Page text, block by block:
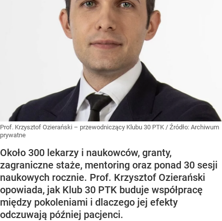
Prof. Krzysztof Ozierański – przewodniczący Klubu 30 PTK / Źródło: Archiwum
prywatne
Około 300 lekarzy i naukowców, granty,
zagraniczne staże, mentoring oraz ponad 30 sesji
naukowych rocznie. Prof. Krzysztof Ozierański
opowiada, jak Klub 30 PTK buduje współpracę
między pokoleniami i dlaczego jej efekty
odczuwają później pacjenci.